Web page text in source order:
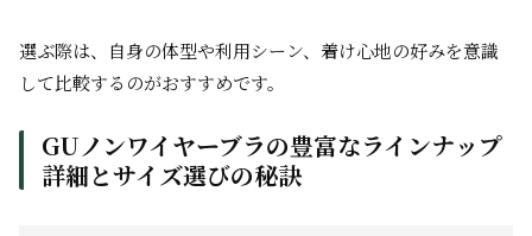
選ぶ際は、自身の体型や利用シーン、着け心地の好みを意識
して比較するのがおすすめです。
GUノンワイヤーブラの豊富なラインナップ
詳細とサイズ選びの秘訣